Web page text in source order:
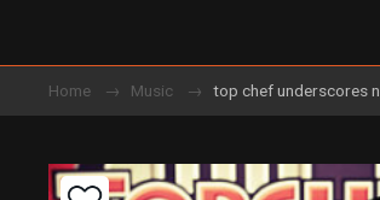
Home Music top chef underscores